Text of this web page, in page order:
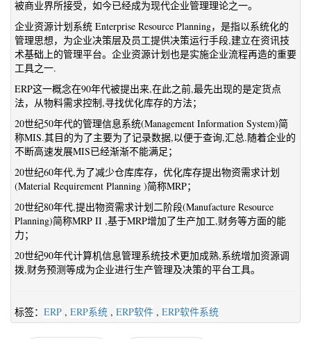
被商业界所接受，如今已经成为现代企业管理理论之一。
企业资源计划系统 Enterprise Resource Planning，是指以系统化的
管理思想，为企业决策层及员工提供决策运行手段,建立在资讯技
术基础上的管理平台。企业资源计划也是实施企业流程再造的重要
工具之一.
ERP这一概念在90年代被提出来,在此之前,最先出现的是定货点
法，从物料需求控制,寻找优化库存的方法；
20世纪50年代的管理信息系统(Management Information System)简
称MIS.其目的为了主要为了记录数据,以便于查询,汇总.随着企业的
不断高速发展MIS已经渐渐不能满足；
20世纪60年代,为了减少仓库库存，优化库存提出物资需求计划
(Material Requirement Planning )简称MRP；
20世纪80年代,提出物资需求计划二阶段(Manufacture Resource
Planning)简称MRP II ,基于MRP增加了生产加工,财务等方面的能
力；
20世纪90年代计算机信息管理系统技术更加成熟,系统增加资源调
拨,财务预测等成为企业进行生产管理及决策的平台工具。
标签： ERP , ERP系统 , ERP软件 , ERP软件系统